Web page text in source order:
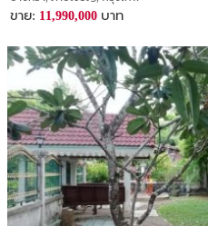
ขาย: 11,990,000 บาท